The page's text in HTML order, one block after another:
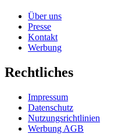
Über uns
Presse
Kontakt
Werbung
Rechtliches
Impressum
Datenschutz
Nutzungsrichtlinien
Werbung AGB